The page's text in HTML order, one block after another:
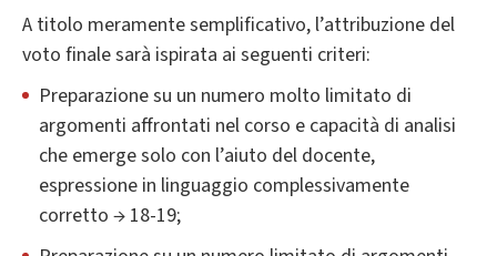
A titolo meramente semplificativo, l’attribuzione del
voto finale sarà ispirata ai seguenti criteri:
Preparazione su un numero molto limitato di
argomenti affrontati nel corso e capacità di analisi
che emerge solo con l’aiuto del docente,
espressione in linguaggio complessivamente
corretto → 18-19;